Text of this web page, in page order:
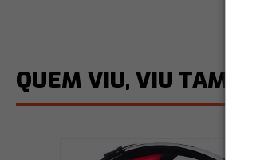
QUEM VIU, VIU TAMBÉM